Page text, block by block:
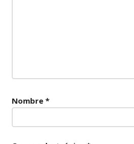
Nombre *